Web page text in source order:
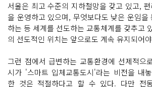
서울은 최고 수준의 지하철망을 갖고 있고,
을 운영하고 있으며, 무엇보다도 낮은 운임을
하는 등 세계를 선도하는 교통체계를 갖추고
의 선도적인 위치는 앞으로도 계속 유지되어
그런 점에서 급변하는 교통환경에 선제적으
시가 '스마트 입체교통도시'라는 비전을 내
한 것은 적절하다고 할 수 있다. 다만 전